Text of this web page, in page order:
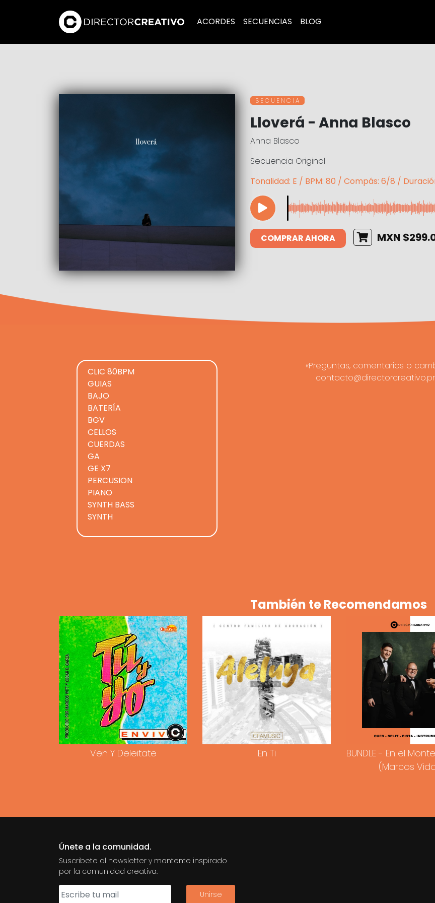
ACORDES SECUENCIAS BLOG
S E C U E N C I A
Lloverá - Anna Blasco
Anna Blasco
Secuencia Original
Tonalidad: E / BPM: 80 / Compás: 6/8 /
COMPRAR AHORA MXN
CLIC 80BPM
GUIAS
BAJO
BATERÍA
BGV
CELLOS
CUERDAS
GA
GE X7
PERCUSION
PIANO
SYNTH BASS
SYNTH
«Preguntas, comentarios o
También te Recomendamos
Ven Y Deleitate En Ti
BUNDLE - En el
(Marcos
Únete a la comunidad.
Suscribete al newsletter y mantente inspirado
por la comunidad creativa.